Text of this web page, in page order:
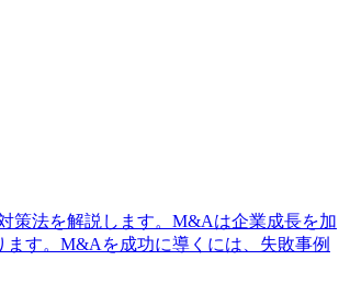
策法を解説します。M&Aは企業成長を加
す。M&Aを成功に導くには、失敗事例